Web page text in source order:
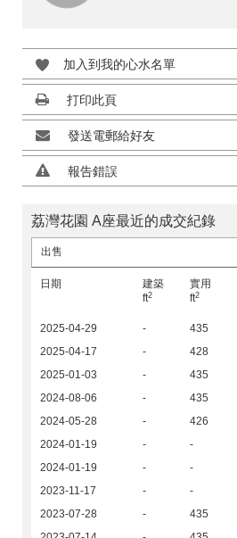
加入到我的心水名單
打印此頁
發送電郵給好友
報告錯誤
荔灣花園 A座最近的成交紀錄
出售
日期
建築
ft2
實用
ft2
2025-04-29 - 435
2025-04-17
- 428
2025-01-03
- 435
2024-08-06
- 435
2024-05-28
- 426
2024-01-19
- -
2024-01-19
- -
2023-11-17
- -
2023-07-28
- 435